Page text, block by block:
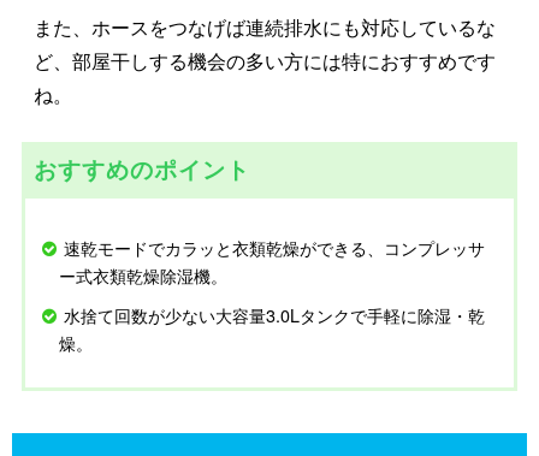
また、ホースをつなげば連続排水にも対応しているな
ど、部屋干しする機会の多い方には特におすすめです
ね。
おすすめのポイント
速乾モードでカラッと衣類乾燥ができる、コンプレッサ
ー式衣類乾燥除湿機。
水捨て回数が少ない大容量3.0Lタンクで手軽に除湿・乾
燥。